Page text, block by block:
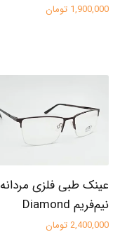
1,900,000 تومان
عینک طبی فلزی مردانه
نیم‌فریم Diamond
2,400,000 تومان